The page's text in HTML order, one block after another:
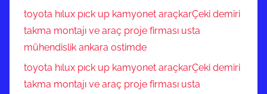
toyota hılux pıck up kamyonet araçkarÇeki demiri
takma montajı ve araç proje firması usta
mühendislik ankara ostimde
toyota hılux pıck up kamyonet araçkarÇeki demiri
takma montajı ve araç proje firması usta